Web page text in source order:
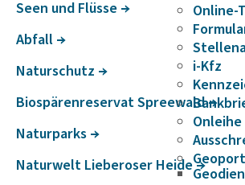
Online-
i-Kfz
Onleihe
Seen und Flüsse
Abfall
Natur­schutz
Biospä­ren­re­servat Spree­wald
Natur­parks
Natur­welt Liebe­roser Heide